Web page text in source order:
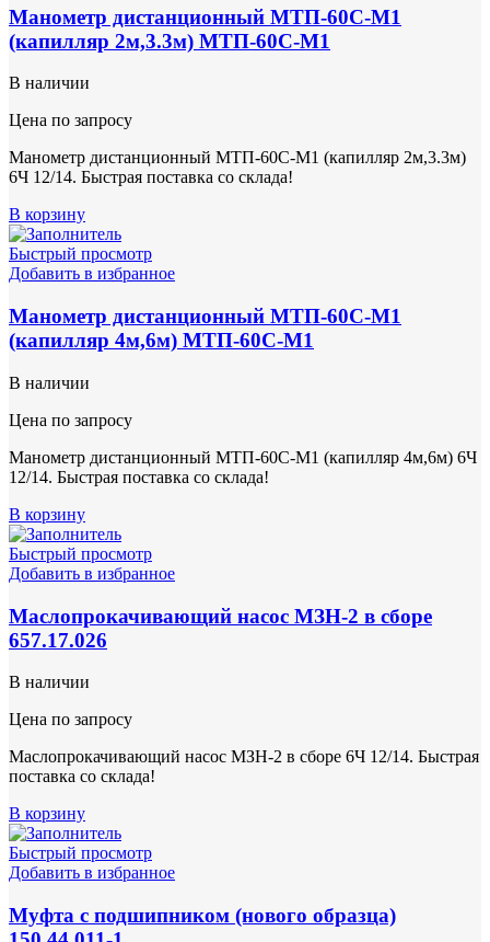
Манометр дистанционный МТП-60С-М1
(капилляр 2м,3.3м) МТП-60С-М1
В наличии
Цена по запросу
Манометр дистанционный МТП-60С-М1 (капилляр 2м,3.3м)
6Ч 12/14. Быстрая поставка со склада!
В корзину
Быстрый просмотр
Добавить в избранное
Манометр дистанционный МТП-60С-М1
(капилляр 4м,6м) МТП-60С-М1
В наличии
Цена по запросу
Манометр дистанционный МТП-60С-М1 (капилляр 4м,6м) 6Ч
12/14. Быстрая поставка со склада!
В корзину
Быстрый просмотр
Добавить в избранное
Маслопрокачивающий насос МЗН-2 в сборе
657.17.026
В наличии
Цена по запросу
Маслопрокачивающий насос МЗН-2 в сборе 6Ч 12/14. Быстрая
поставка со склада!
В корзину
Быстрый просмотр
Добавить в избранное
Муфта с подшипником (нового образца)